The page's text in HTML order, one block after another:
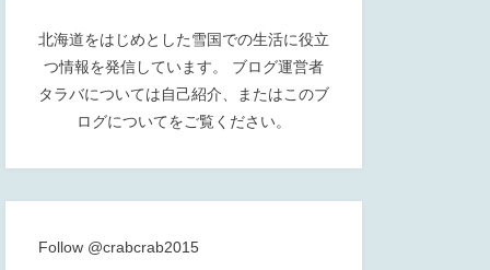
北海道をはじめとした雪国での生活に役立
つ情報を発信しています。 ブログ運営者
タラバについては自己紹介 、またはこのブ
ログについてをご覧ください。
Follow @crabcrab2015